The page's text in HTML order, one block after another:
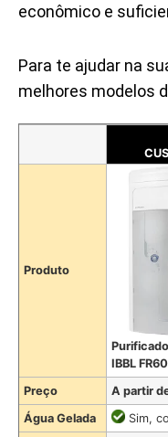
econômico e
Para te ajudar na
melhores modelos
Produto
IBBL
Preço
A partir
Água Gelada
Sim,